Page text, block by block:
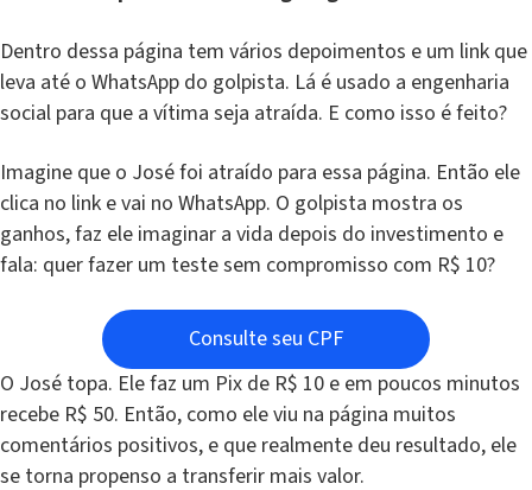
Dentro dessa página tem vários depoimentos e um link que
leva até o WhatsApp do golpista. Lá é usado a engenharia
social para que a vítima seja atraída. E como isso é feito?
Imagine que o José foi atraído para essa página. Então ele
clica no link e vai no WhatsApp. O golpista mostra os
ganhos, faz ele imaginar a vida depois do investimento e
fala: quer fazer um teste sem compromisso com R$ 10?
Consulte seu CPF
O José topa. Ele faz um Pix de R$ 10 e em poucos minutos
recebe R$ 50. Então, como ele viu na página muitos
comentários positivos, e que realmente deu resultado, ele
se torna propenso a transferir mais valor.